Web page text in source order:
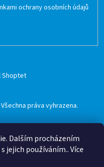
Dalším procházením
jejich používáním.. Více
ochrany osobních údajů
Shoptet
Všechna práva vyhrazena.